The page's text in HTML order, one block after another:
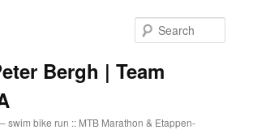
Bergh | Team
swim bike run :: MTB Marathon & Etappen-